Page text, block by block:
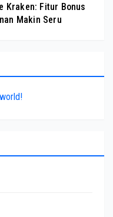
Kraken: Fitur Bonus
Makin Seru